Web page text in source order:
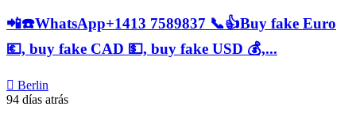
📲☎️WhatsApp+1413 7589837 📞👍Buy fake Euro
💶, buy fake CAD 💵, buy fake USD 💰,...
Berlin
94 días atrás